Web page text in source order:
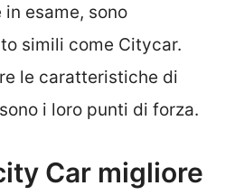
esame, sono
simili come Citycar.
le caratteristiche di
i loro punti di forza.
Car migliore